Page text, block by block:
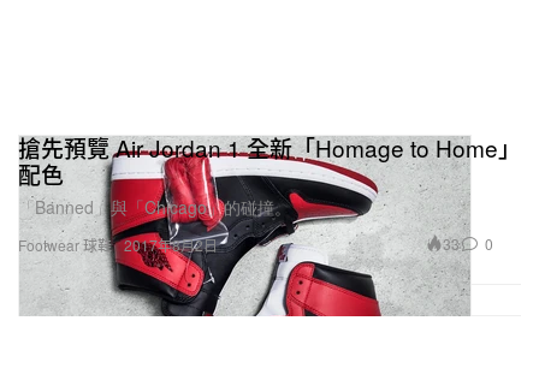
Footwear 球鞋
搶先預覽 Air Jordan 1 全新「Homage to Home」
配色
「Banned」與「Chicago」的碰撞。
2017年8月2日 33 0